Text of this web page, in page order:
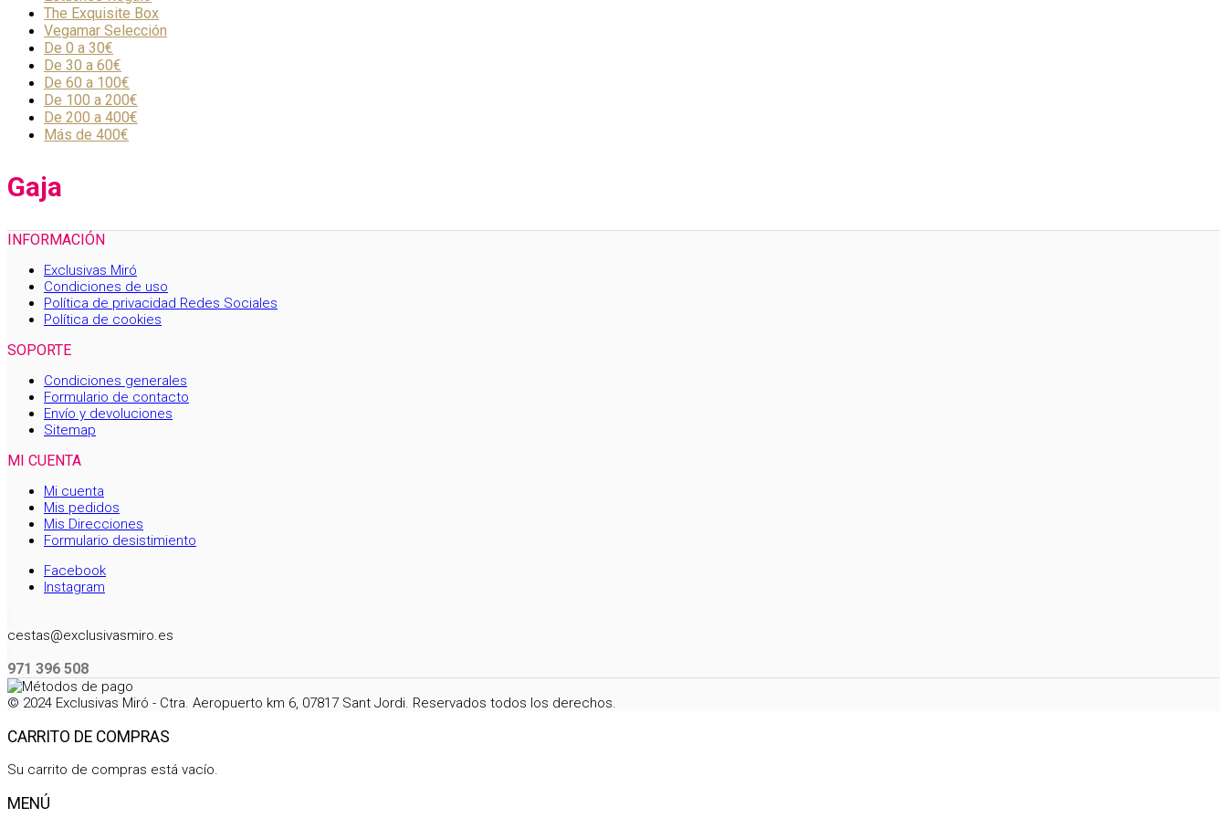
The Exquisite Box
Vegamar Selección
De 0 a 30€
De 30 a 60€
De 60 a 100€
De 100 a 200€
De 200 a 400€
Más de 400€
Gaja
INFORMACIÓN
Exclusivas Miró
Condiciones de uso
Política de privacidad Redes Sociales
Política de cookies
SOPORTE
Condiciones generales
Formulario de contacto
Envío y devoluciones
Sitemap
MI CUENTA
Mi cuenta
Mis pedidos
Mis Direcciones
Formulario desistimiento
Facebook
Instagram
cestas@exclusivasmiro.es
971 396 508
© 2024 Exclusivas Miró - Ctra. Aeropuerto km 6, 07817 Sant Jordi. Reservados todos los derechos.
CARRITO DE COMPRAS
Su carrito de compras está vacío.
MENÚ